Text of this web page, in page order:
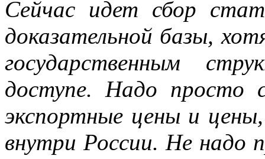
Сейчас идет сбор
доказательной базы,
государственным
доступе. Надо просто
экспортные цены и
внутри России. Не надо